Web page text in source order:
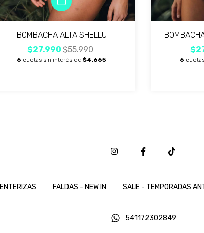
BOMBACHA ALTA SHELLU
$27.990$55.990
6 cuotas sin interés de$4.665 6
ENTERIZAS FALDAS - NEW IN SALE - TEMPORADAS
541172302849